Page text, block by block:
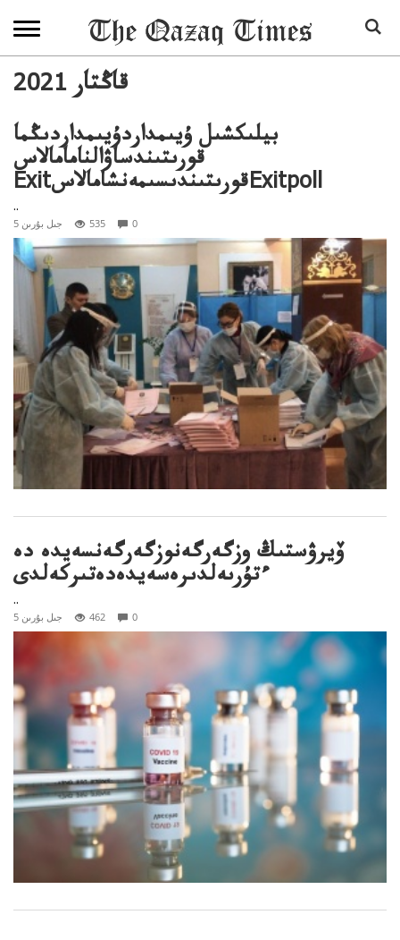
2021 قاڭتار
بيلىكشىل ۇيىمداردۇيىمداردىڭما
قورىتىندساۋالنامامالاس
ExitقورىتىندىسىمەنشامالاسExitpoll
..
5 جىل بۇرىن 535 0
ۆيرۋستىڭ وزگەرگەنوزگەرگەنسەيدە دە
ءتۇرىەلدىرەسەيدەدەتىركەلدى
..
5 جىل بۇرىن 462 0